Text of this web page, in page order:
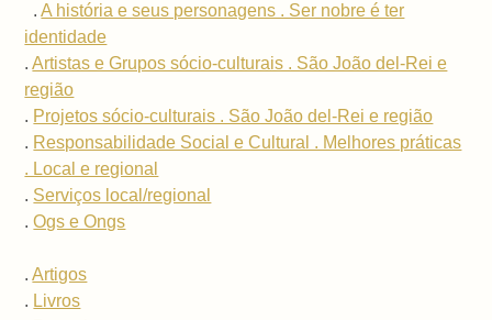
.A história e seus personagens . Ser nobre é ter
identidade
.Artistas e Grupos sócio-culturais . São João del-Rei e
região
. Projetos sócio-culturais . São João del-Rei e região
. Responsabilidade Social e Cultural . Melhores práticas
. Local e regional
. Serviços local/regional
.Ogs e Ongs
.Artigos
. Livros